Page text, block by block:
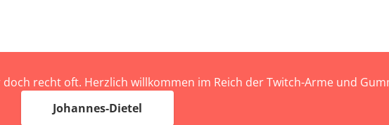
recht oft. Herzlich willkommen im Reich der Twitch-Arme und
Johannes-Dietel